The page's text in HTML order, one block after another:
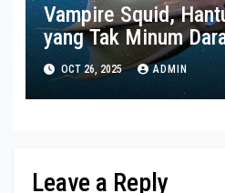
Vampire Squid,
yang Tak Minum
OCT 26, 2025 ADMIN
Leave a Reply